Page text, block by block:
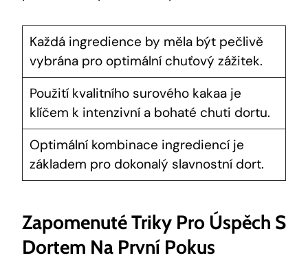
Každá ingredience by měla být pečlivě ​
vybrána ⁣pro⁢ optimální chuťový zážitek.
Použití kvalitního surového kakaa ⁣je
⁣klíčem k ⁤intenzivní a ⁣bohaté chuti dortu.
Optimální kombinace ingrediencí je
základem​ pro dokonalý ‌slavnostní dort.
Zapomenuté Triky Pro Úspěch S
Dortem Na První ⁤pokus